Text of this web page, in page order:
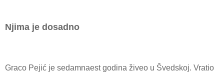
Njima je dosadno
Graco Pejić je sedamnaest godina živeo u Švedskoj. Vratio